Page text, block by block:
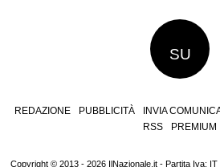
SU
REDAZIONE PUBBLICITÀ INVIA
RSS
PREMIUM
Copyright © 2013 - 2026 IlNazionale.it - Partita Iva: IT